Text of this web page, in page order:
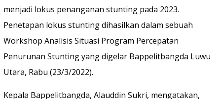
menjadi lokus penanganan stunting pada 2023.
Penetapan lokus stunting dihasilkan dalam sebuah
Workshop Analisis Situasi Program Percepatan
Penurunan Stunting yang digelar Bappelitbangda Luwu
Utara, Rabu (23/3/2022).
Kepala Bappelitbangda, Alauddin Sukri, mengatakan,